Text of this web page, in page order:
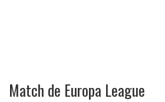
Match de Europa League